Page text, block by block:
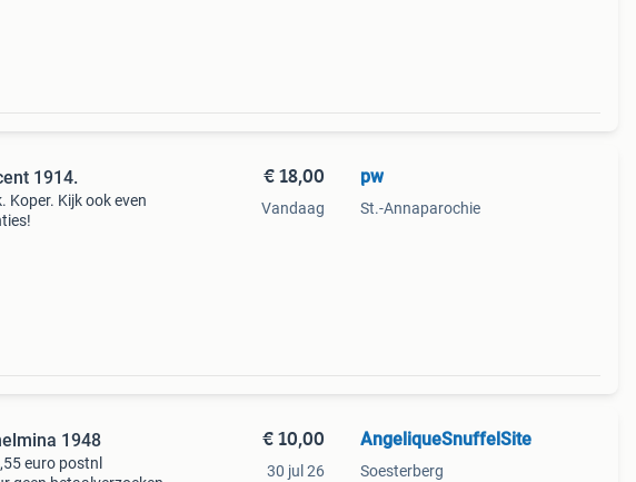
1914.
Koper. Kijk ook even
€ 18,00
Vandaag
pw
St.-Annaparochie
1948
euro postnl
€ 10,00
30 jul 26
AngeliqueSnuffelSite
Soesterberg